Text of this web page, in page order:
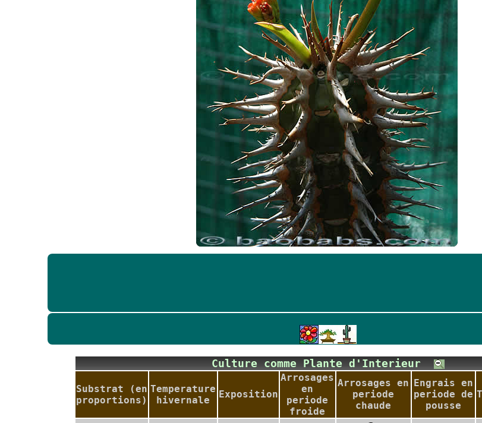
Culture comme Plante d'Interieur
Substrat (en
proportions)
Temperature
hivernale
Exposition
Arrosages
en
periode
froide
Arrosages en
periode
chaude
Engrais en
periode de
pousse